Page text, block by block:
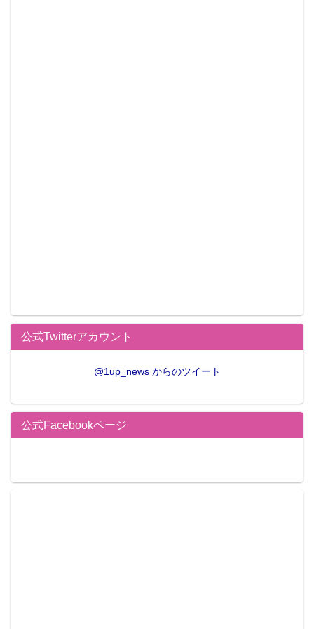
公式Twitterアカウント
@1up_news からのツイート
公式Facebookページ